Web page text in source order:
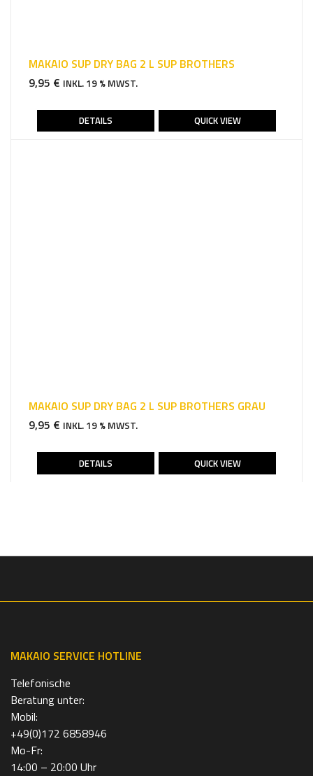
MAKAIO SUP DRY BAG 2 L SUP BROTHERS
9,95 € INKL. 19 % MWST.
DETAILS QUICK VIEW
MAKAIO SUP DRY BAG 2 L SUP BROTHERS GRAU
9,95 € INKL. 19 % MWST.
DETAILS QUICK VIEW
MAKAIO SERVICE HOTLINE
Telefonische
Beratung unter:
Mobil:
+49(0)172 6858946
Mo-Fr:
14:00 – 20:00 Uhr